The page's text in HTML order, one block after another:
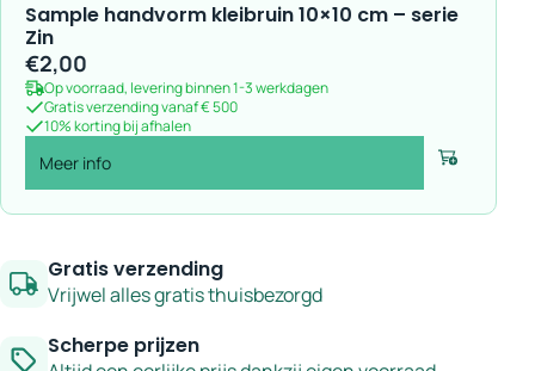
Sample handvorm kleibruin 10×10 cm – serie
Zin
€2,00
Op voorraad, levering binnen 1-3 werkdagen
Gratis verzending vanaf € 500
10% korting bij afhalen
Meer info Voeg toe
Gratis verzending
Vrijwel alles gratis thuisbezorgd
Scherpe prijzen